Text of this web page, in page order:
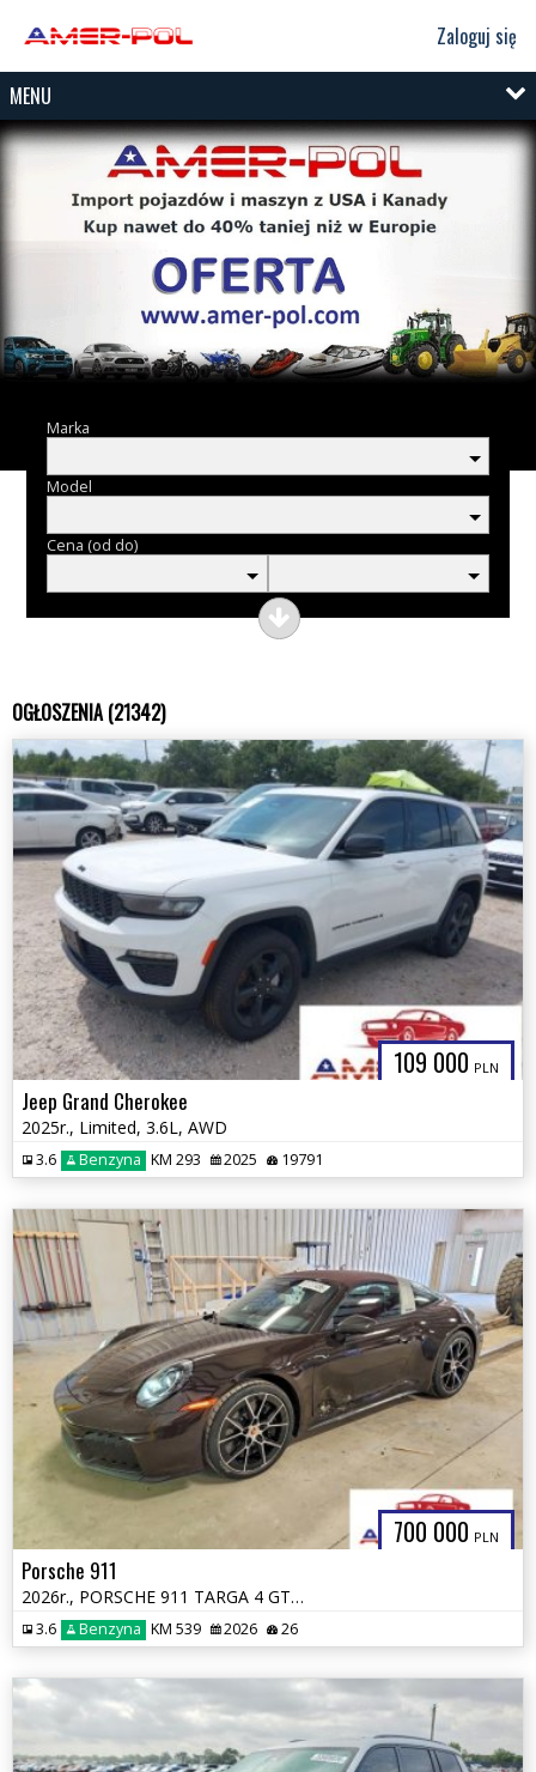
Zaloguj się
MENU
Marka
Model
Cena (od do)
OGŁOSZENIA (21342)
109 000 PLN
Jeep Grand Cherokee
2025r., Limited, 3.6L, AWD
3.6 Benzyna KM 293 2025 19791
700 000 PLN
Porsche 911
2026r., PORSCHE 911 TARGA 4 GTS, 3.6L, od ubezpieczalni
3.6 Benzyna KM 539 2026 26